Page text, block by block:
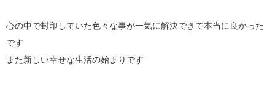
心の中で封印していた色々な事が一気に解決できて本当に良かった
です
また新しい幸せな生活の始まりです